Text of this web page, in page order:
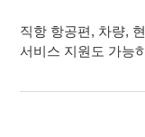
직항 항공편 , 차량,
서비스 지원도 가능